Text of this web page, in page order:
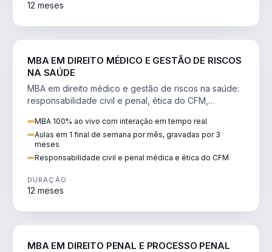
12 meses
MBA EM DIREITO MÉDICO E GESTÃO DE RISCOS
NA SAÚDE
MBA em direito médico e gestão de riscos na saúde:
responsabilidade civil e penal, ética do CFM,
MBA 100% ao vivo com interação em tempo real
Aulas em 1 final de semana por mês, gravadas por 3
meses
Responsabilidade civil e penal médica e ética do CFM
DURAÇÃO
12 meses
MBA EM DIREITO PENAL E PROCESSO PENAL